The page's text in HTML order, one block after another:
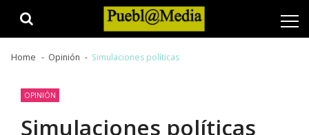
Home Opinión Simulaciones políticas
OPINIÓN
Simulaciones políticas